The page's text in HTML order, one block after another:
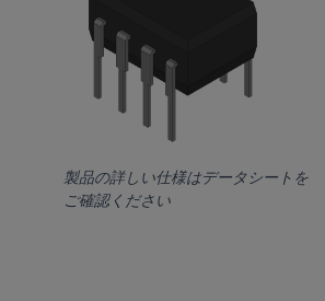
製品の詳しい仕様はデータシートを
ご確認ください